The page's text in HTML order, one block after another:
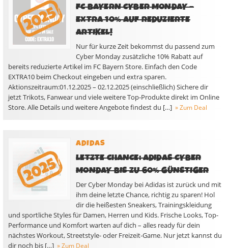
FC BAYERN CYBER MONDAY –
EXTRA 10% AUF REDUZIERTE
ARTIKEL!
Nur für kurze Zeit bekommst du passend zum
Cyber Monday zusätzliche 10% Rabatt auf
bereits reduzierte Artikel im FC Bayern Store. Einfach den Code
EXTRA10 beim Checkout eingeben und extra sparen.
Aktionszeitraum:01.12.2025 – 02.12.2025 (einschließlich) Sichere dir
jetzt Trikots, Fanwear und viele weitere Top-Produkte direkt im Online
Store. Alle Details und weitere Angebote findest du […] » Zum Deal
ADIDAS
LETZTE CHANCE: ADIDAS CYBER
MONDAY BIS ZU 60% GÜNSTIGER
Der Cyber Monday bei Adidas ist zurück und mit
ihm deine letzte Chance, richtig zu sparen! Hol
dir die heißesten Sneakers, Trainingskleidung
und sportliche Styles für Damen, Herren und Kids. Frische Looks, Top-
Performance und Komfort warten auf dich – alles ready für dein
nächstes Workout, Streetstyle- oder Freizeit-Game. Nur jetzt kannst du
dir noch bis […] » Zum Deal